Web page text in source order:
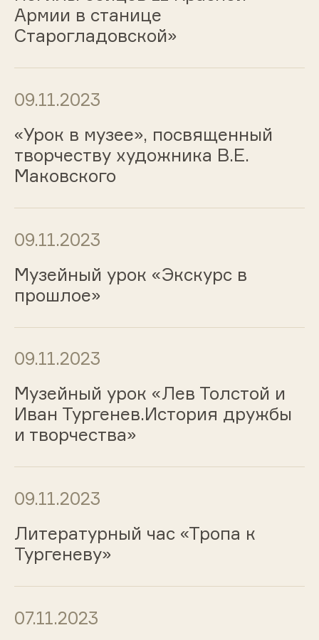
Армии в станице
Старогладовской»
09.11.2023
«Урок в музее», посвященный
творчеству художника В.Е.
Маковского
09.11.2023
Музейный урок «Экскурс в
прошлое»
09.11.2023
Музейный урок «Лев Толстой и
Иван Тургенев.История дружбы
и творчества»
09.11.2023
Литературный час «Тропа к
Тургеневу»
07.11.2023